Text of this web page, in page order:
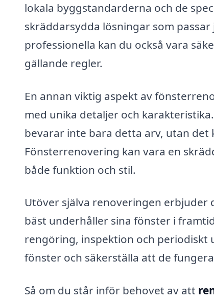
lokala byggstandarderna och de
skräddarsydda lösningar som
professionella kan du också vara
gällande regler.
En annan viktig aspekt av
med unika detaljer och
bevarar inte bara detta arv, utan det
Fönsterrenovering kan vara en
både funktion och stil.
Utöver själva renoveringen
bäst underhåller sina fönster i
rengöring, inspektion och periodiskt
fönster och säkerställa att de
Så om du står inför behovet av att